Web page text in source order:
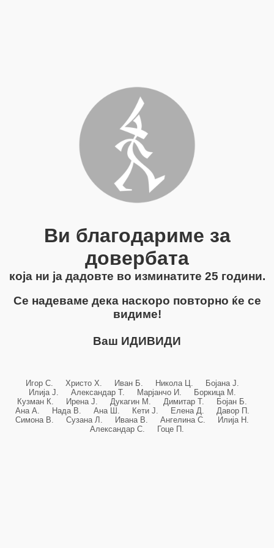
Ви благодариме за
довербата
која ни ја дадовте во изминатите 25 години.
Се надеваме дека наскоро повторно ќе се
видиме!
Ваш ИДИВИДИ
Игор С. Христо Х. Иван Б. Никола Ц. Бојана Ј.
Илија Ј. Александар Т. Марјанчо И. Боркица М.
Кузман К. Ирена Ј. Дукагин М. Димитар Т. Бојан Б.
Ана А. Нада В. Ана Ш. Кети Ј. Елена Д. Давор П.
Симона В. Сузана Л. Ивана В. Ангелина С. Илија Н.
Александар С. Гоце П.